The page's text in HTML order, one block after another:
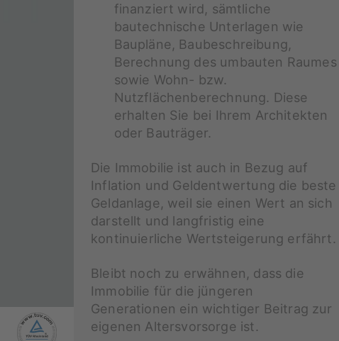
finanziert wird, sämtliche
bautechnische Unterlagen wie
Baupläne, Baubeschreibung,
Berechnung des umbauten Raumes
sowie Wohn- bzw.
Nutzflächenberechnung. Diese
erhalten Sie bei Ihrem Architekten
oder Bauträger.
Die Immobilie ist auch in Bezug auf
Inflation und Geldentwertung die beste
Geldanlage, weil sie einen Wert an sich
darstellt und langfristig eine
kontinuierliche Wertsteigerung erfährt.
Bleibt noch zu erwähnen, dass die
Immobilie für die jüngeren
Generationen ein wichtiger Beitrag zur
eigenen Altersvorsorge ist.